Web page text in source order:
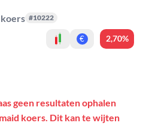
#10222
€ 2,70%
geen resultaten ophalen
koers. Dit kan te wijten